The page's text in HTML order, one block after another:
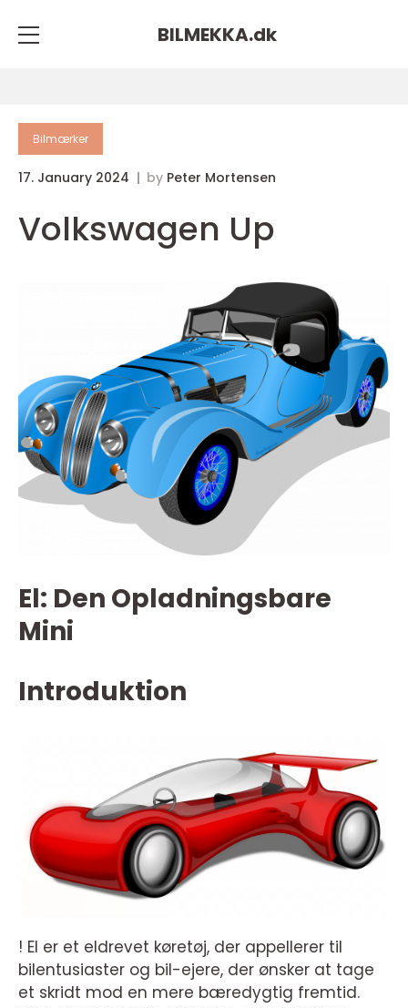
BILMEKKA.dk
Bilmærker
17. January 2024 by Peter Mortensen
Volkswagen Up
El: Den Opladningsbare
Mini
Introduktion
! El er et eldrevet køretøj, der appellerer til
bilentusiaster og bil-ejere, der ønsker at tage
et skridt mod en mere bæredygtig fremtid.